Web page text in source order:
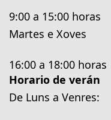
9:00 a 15:00 horas
Martes e Xoves
16:00 a 18:00 horas
Horario de verán
De Luns a Venres: